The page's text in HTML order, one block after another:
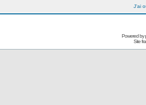
J'ai
Powered by
Site